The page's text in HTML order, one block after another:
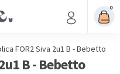
0
FOR2 Siva 2u1 B - Bebetto
B - Bebetto